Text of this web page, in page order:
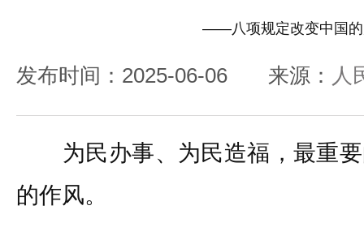
——八项规定改变中国
发布时间：2025-06-06 来源： 人
为民办事、为民造福，最重
的作风。